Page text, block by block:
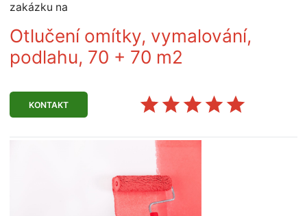
zakázku na
Otlučení omítky, vymalování,
podlahu, 70 + 70 m2
KONTAKT